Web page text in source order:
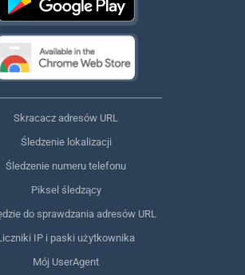
Skracacz adresów URL
Śledzenie lokalizacji
Śledzenie numeru telefonu
Piksel śledzący
do sprawdzania adresów URL
IP i paski użytkownika
Mój UserAgent